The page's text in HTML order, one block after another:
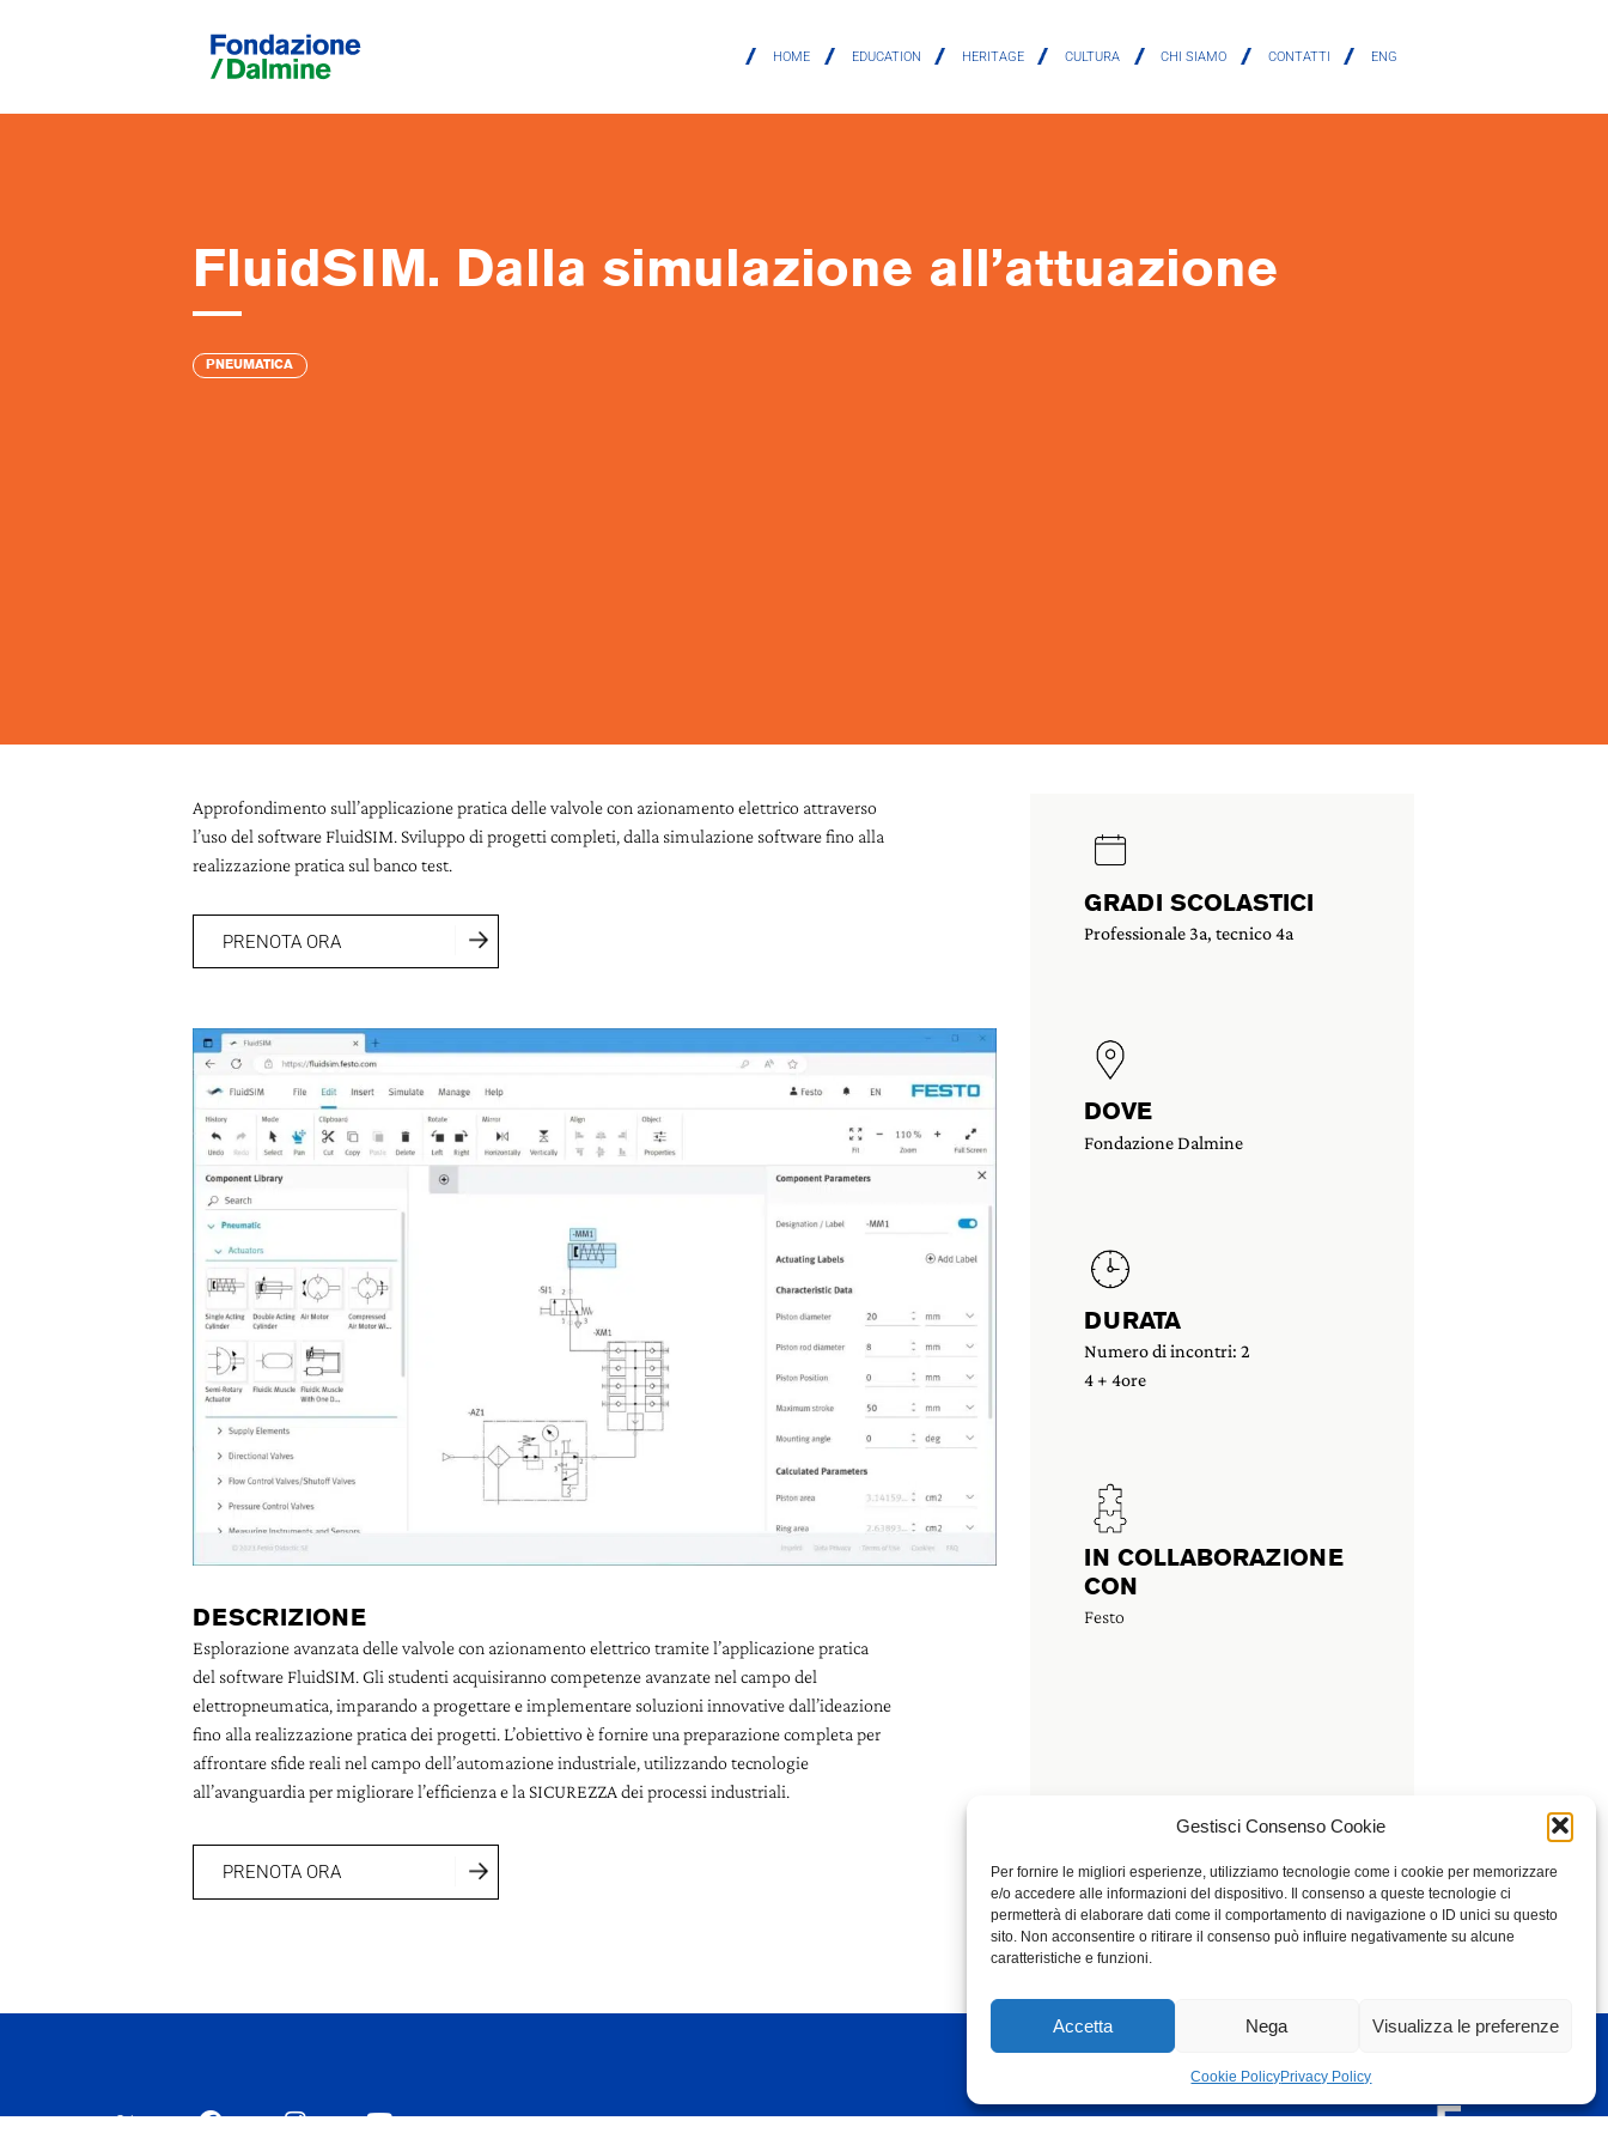
Gestisci Consenso Cookie
Per fornire le migliori esperienze, utilizziamo tecnologie come i cookie per memorizzare
e/o accedere alle informazioni del dispositivo. Il consenso a queste tecnologie ci
permetterà di elaborare dati come il comportamento di navigazione o ID unici su questo
sito. Non acconsentire o ritirare il consenso può influire negativamente su alcune
caratteristiche e funzioni.
Accetta Nega Visualizza le preferenze
Cookie PolicyPrivacy Policy
HOME EDUCATION HERITAGE CULTURA CHI SIAMO CONTATTI ENG
FluidSIM. Dalla simulazione all’attuazione
PNEUMATICA
Approfondimento sull’applicazione pratica delle valvole con azionamento elettrico attraverso
l’uso del software FluidSIM. Sviluppo di progetti completi, dalla simulazione software fino alla
realizzazione pratica sul banco test.
PRENOTA ORA
DESCRIZIONE
Esplorazione avanzata delle valvole con azionamento elettrico tramite l’applicazione pratica
del software FluidSIM. Gli studenti acquisiranno competenze avanzate nel campo del
elettropneumatica, imparando a progettare e implementare soluzioni innovative dall’ideazione
fino alla realizzazione pratica dei progetti. L’obiettivo è fornire una preparazione completa per
affrontare sfide reali nel campo dell’automazione industriale, utilizzando tecnologie
all’avanguardia per migliorare l’efficienza e la SICUREZZA dei processi industriali.
PRENOTA ORA
GRADI SCOLASTICI
Professionale 3a, tecnico 4a
DOVE
Fondazione Dalmine
DURATA
Numero di incontri: 2
4 + 4ore
IN COLLABORAZIONE
CON
Festo